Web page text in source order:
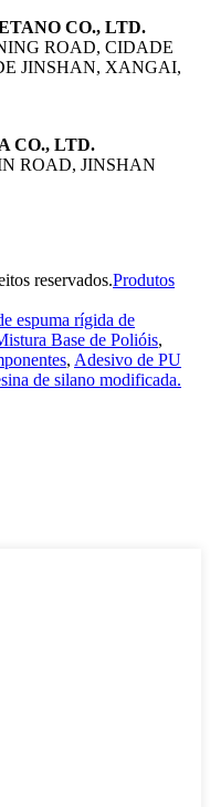
CO., LTD.
ROAD, CIDADE
JINSHAN, XANGAI,
CO., LTD.
ROAD, JINSHAN
reservados.Produtos
espuma rígida de
Base de Polióis,
, Adesivo de PU
de silano modificada.